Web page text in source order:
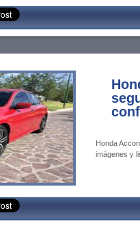
Honda
imágenes y